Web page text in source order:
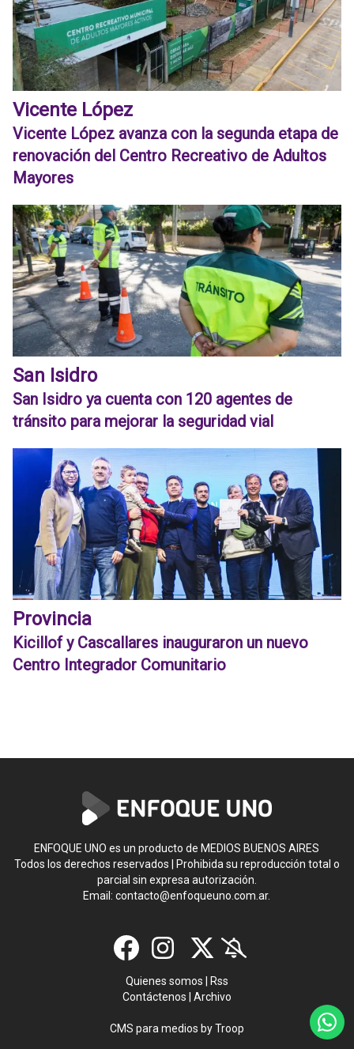
Vicente López
Vicente López avanza con la segunda etapa de
renovación del Centro Recreativo de Adultos
Mayores
San Isidro
San Isidro ya cuenta con 120 agentes de
tránsito para mejorar la seguridad vial
Provincia
Kicillof y Cascallares inauguraron un nuevo
Centro Integrador Comunitario
ENFOQUE UNO es un producto de MEDIOS BUENOS AIRES
Todos los derechos reservados | Prohibida su reproducción total o
parcial sin expresa autorización.
Email:contacto@enfoqueuno.com.ar.
Quienes somos
Rss
Contáctenos
Archivo
CMS para medios byTroop